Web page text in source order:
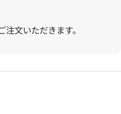
文いただきます。